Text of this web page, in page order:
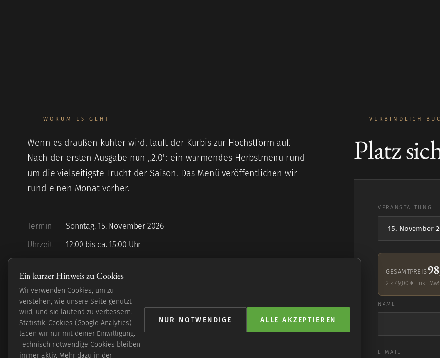
WORUM ES GEHT
Wenn es draußen kühler wird, läuft der Kürbis zur Höchstform auf.
Nach der ersten Ausgabe nun „2.0": ein wärmendes Herbstmenü rund
um die vielseitigste Frucht der Saison. Das Menü veröffentlichen wir
rund einen Monat vorher.
Termin
Sonntag, 15. November 2026
Uhrzeit
12:00 bis ca. 15:00 Uhr
Plätze
44 Plätze — begrenzt
Die Buchung istverbindlich : Der Betrag wird auch bei
Nichterscheinen fällig. Bezahlt wird vor Ort am Tisch. Weitere Getränke
(außer Welcome-Drink) sind exklusive. Allergien bitte im Formular
angeben.
VERBINDLICH
Platz
VERANSTALTUNG
GESAMTPREIS
2 × 49,00 € · inkl.
NAME
E-MAIL
Ein kurzer Hinweis zu Cookies
Wir verwenden Cookies, um zu
verstehen, wie unsere Seite genutzt
wird, und sie laufend zu verbessern.
Statistik-Cookies (Google Analytics)
laden wir nur mit deiner Einwilligung.
Technisch notwendige Cookies bleiben
immer aktiv. Mehr dazu in der
NUR NOTWENDIGE ALLE AKZEPTIEREN